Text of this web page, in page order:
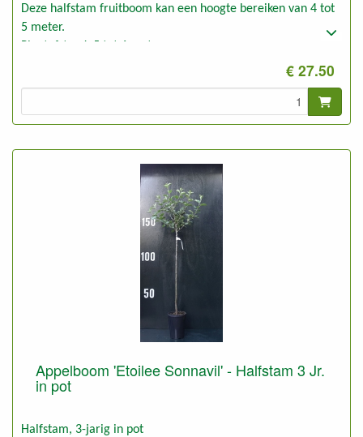
Deze halfstam fruitboom kan een hoogte bereiken van 4 tot
5 meter.
Plantafstand: 5 tot 6 meter
€ 27.50
Appelboom 'Etoilee Sonnavil' - Halfstam 3 Jr.
in pot
Halfstam, 3-jarig in pot